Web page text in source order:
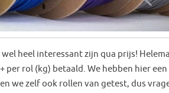
heel interessant zijn qua prijs!
per rol (kg) betaald. We hebben hier een
we zelf ook rollen van getest, dus